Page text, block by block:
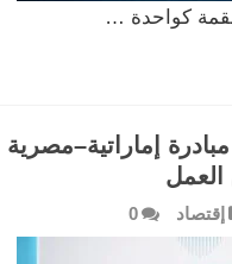
كواحدة …
العمل
إقتصاد 0